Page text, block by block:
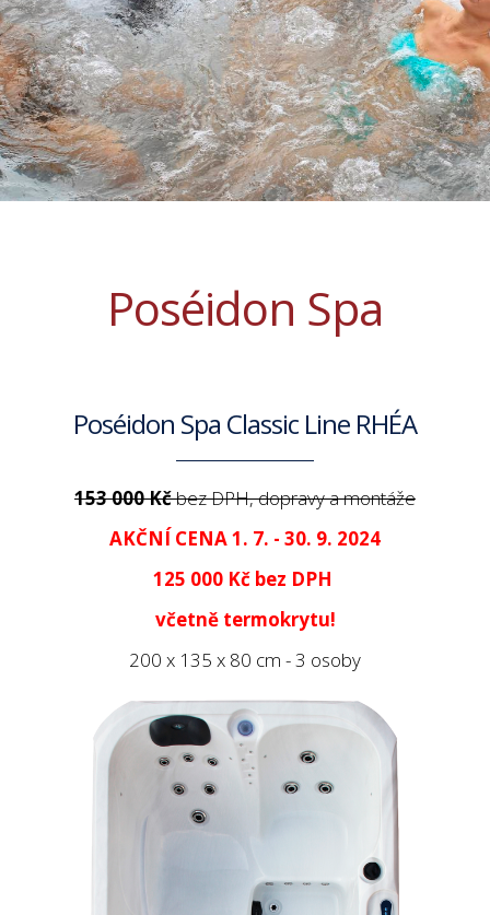
Poséidon Spa
Poséidon Spa Classic Line RHÉA
153 000 Kčbez DPH, dopravy a montáže
AKČNÍ CENA 1. 7. - 30. 9. 2024
125 000 Kč bez DPH
včetně termokrytu!
200 x 135 x 80 cm - 3 osoby